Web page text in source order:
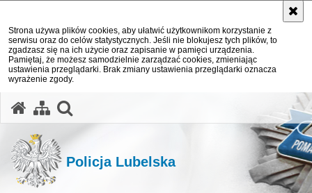
Strona używa plików cookies, aby ułatwić użytkownikom korzystanie z
serwisu oraz do celów statystycznych. Jeśli nie blokujesz tych plików, to
zgadzasz się na ich użycie oraz zapisanie w pamięci urządzenia.
Pamiętaj, że możesz samodzielnie zarządzać cookies, zmieniając
ustawienia przeglądarki. Brak zmiany ustawienia przeglądarki oznacza
wyrażenie zgody.
Policja Lubelska